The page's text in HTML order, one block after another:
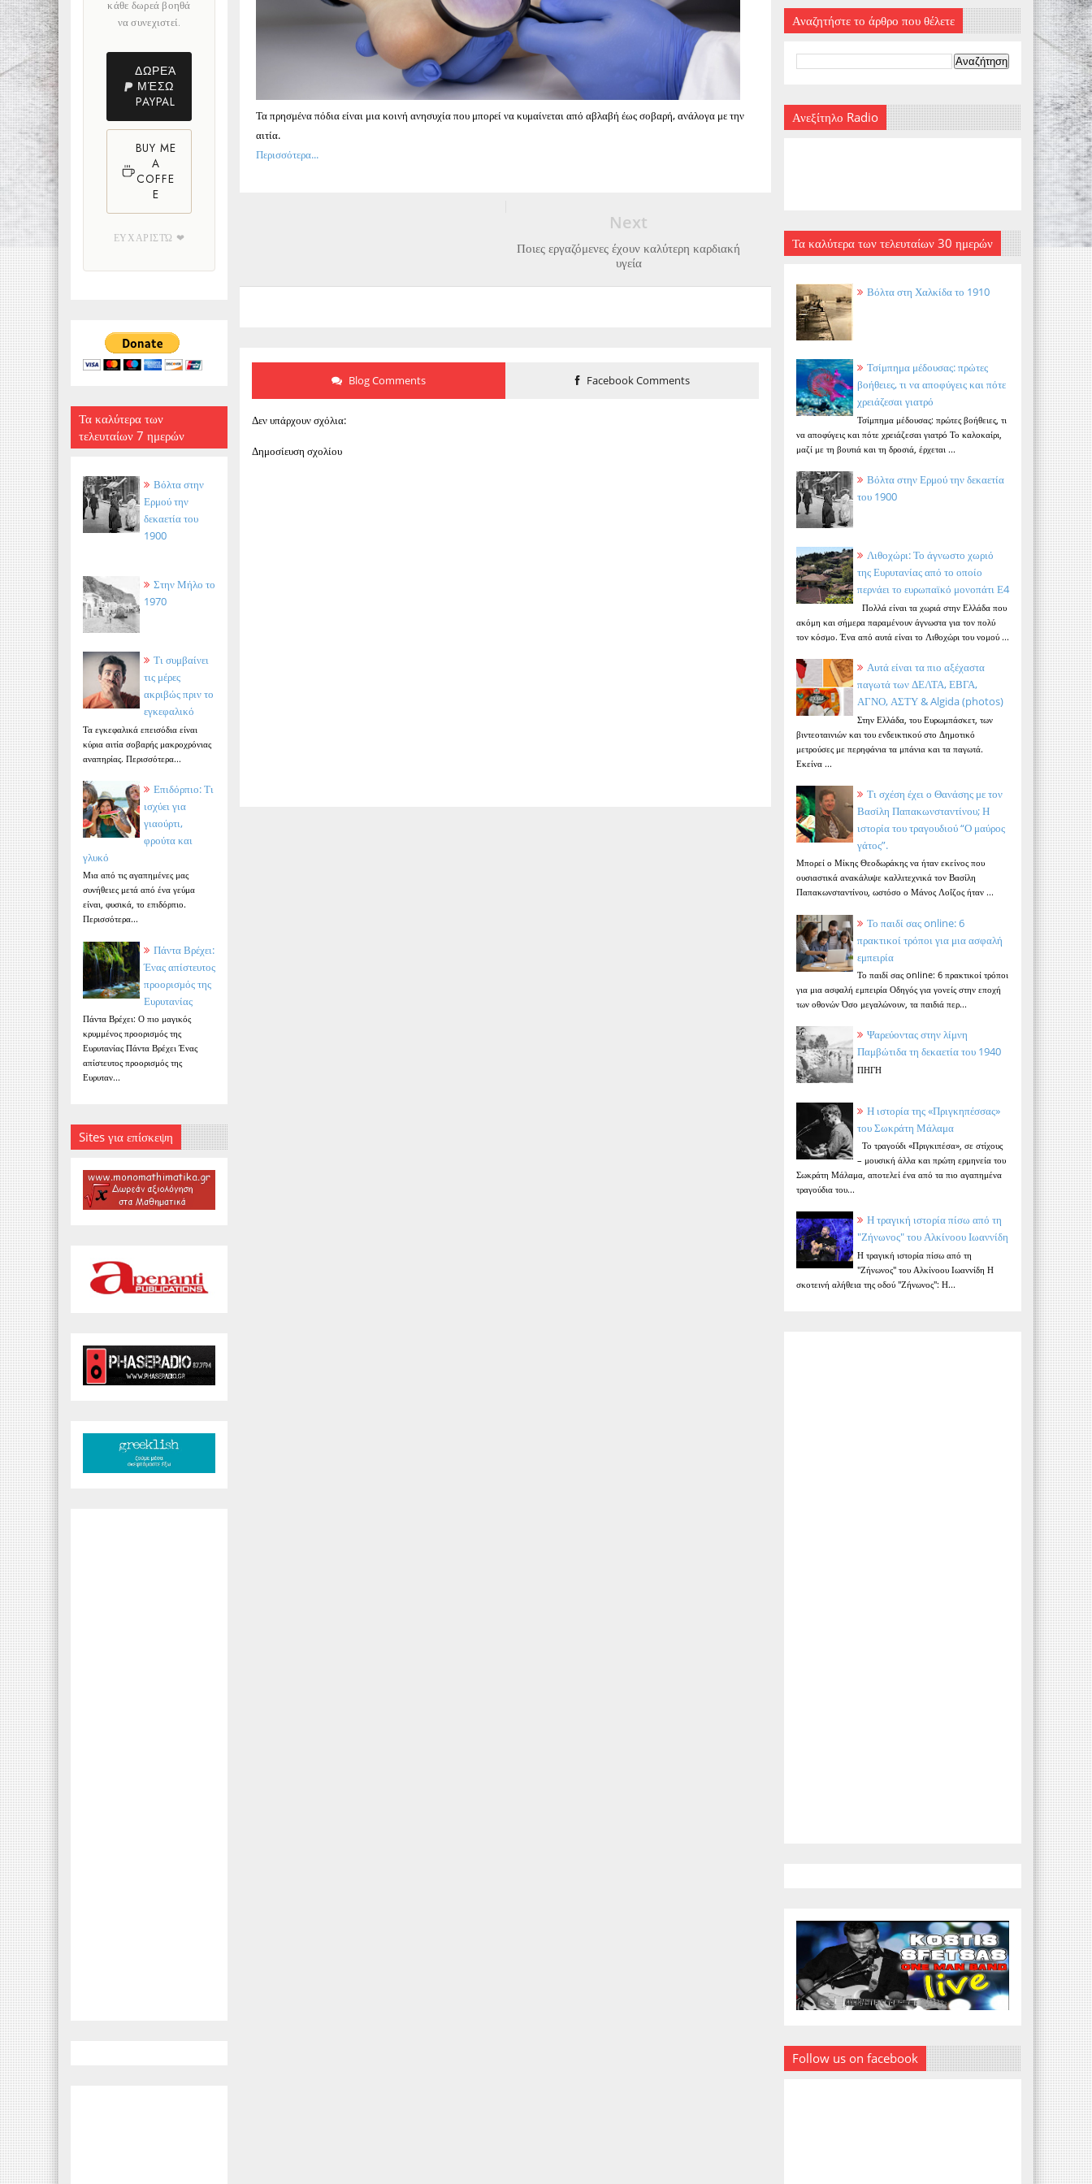
κάθε δωρεά βοηθά
να συνεχιστεί.
ΔΩΡΕΆ
ΜΈΣΩ
PAYPAL
BUY ME
A
COFFE
E
ΕΥΧΑΡΙΣΤΏ ❤
Τα καλύτερα των
τελευταίων 7 ημερών
Βόλτα στην
Ερμού την
δεκαετία του
1900
Στην Μήλο το
1970
Τι συμβαίνει
τις μέρες
ακριβώς πριν το
εγκεφαλικό
Τα εγκεφαλικά επεισόδια είναι
κύρια αιτία σοβαρής μακροχρόνιας
αναπηρίας. Περισσότερα...
Επιδόρπιο: Τι
ισχύει για
γιαούρτι,
φρούτα και
γλυκό
Μια από τις αγαπημένες μας
συνήθειες μετά από ένα γεύμα
είναι, φυσικά, το επιδόρπιο.
Περισσότερα...
Πάντα Βρέχει:
Ένας απίστευτος
προορισμός της
Ευρυτανίας
Πάντα Βρέχει: Ο πιο μαγικός
κρυμμένος προορισμός της
Ευρυτανίας Πάντα Βρέχει Ένας
απίστευτος προορισμός της
Ευρυταν...
Sites για επίσκεψη
Τα πρησμένα πόδια είναι μια κοινή ανησυχία που μπορεί να κυμαίνεται από αβλαβή έως σοβαρή, ανάλογα με την
αιτία.
Περισσότερα...
Next
Ποιες εργαζόμενες έχουν καλύτερη καρδιακή
υγεία
Blog Comments Facebook Comments
Δεν υπάρχουν σχόλια:
Δημοσίευση σχολίου
Αναζητήστε το άρθρο που θέλετε
Ανεξίτηλο Radio
Τα καλύτερα των τελευταίων 30 ημερών
Βόλτα στη Χαλκίδα το 1910
Τσίμπημα μέδουσας: πρώτες
βοήθειες, τι να αποφύγεις και πότε
χρειάζεσαι γιατρό
Τσίμπημα μέδουσας: πρώτες βοήθειες, τι
να αποφύγεις και πότε χρειάζεσαι γιατρό Το καλοκαίρι,
μαζί με τη βουτιά και τη δροσιά, έρχεται ...
Βόλτα στην Ερμού την δεκαετία
του 1900
Λιθοχώρι: Το άγνωστο χωριό
της Ευρυτανίας από το οποίο
περνάει το ευρωπαϊκό μονοπάτι Ε4
Πολλά είναι τα χωριά στην Ελλάδα που
ακόμη και σήμερα παραμένουν άγνωστα για τον πολύ
τον κόσμο. Ένα από αυτά είναι το Λιθοχώρι του νομού ...
Αυτά είναι τα πιο αξέχαστα
παγωτά των ΔΕΛΤΑ, ΕΒΓΑ,
ΑΓΝΟ, ΑΣΤΥ & Algida (photos)
Στην Ελλάδα, του Ευρωμπάσκετ, των
βιντεοταινιών και του ενδεικτικού στο Δημοτικό
μετρούσες με περηφάνια τα μπάνια και τα παγωτά.
Εκείνα ...
Τι σχέση έχει ο Θανάσης με τον
Βασίλη Παπακωνσταντίνου; Η
ιστορία του τραγουδιού “Ο μαύρος
γάτος”.
Μπορεί ο Μίκης Θεοδωράκης να ήταν εκείνος που
ουσιαστικά ανακάλυψε καλλιτεχνικά τον Βασίλη
Παπακωνσταντίνου, ωστόσο ο Μάνος Λοΐζος ήταν ...
Το παιδί σας online: 6
πρακτικοί τρόποι για μια ασφαλή
εμπειρία
Το παιδί σας online: 6 πρακτικοί τρόποι
για μια ασφαλή εμπειρία Οδηγός για γονείς στην εποχή
των οθονών Όσο μεγαλώνουν, τα παιδιά περ...
Ψαρεύοντας στην λίμνη
Παμβώτιδα τη δεκαετία του 1940
ΠΗΓΗ
Η ιστορία της «Πριγκηπέσσας»
του Σωκράτη Μάλαμα
Το τραγούδι «Πριγκιπέσα», σε στίχους
– μουσική άλλα και πρώτη ερμηνεία του
Σωκράτη Μάλαμα, αποτελεί ένα από τα πιο αγαπημένα
τραγούδια του...
Η τραγική ιστορία πίσω από τη
"Ζήνωνος" του Αλκίνοου Ιωαννίδη
Η τραγική ιστορία πίσω από τη
"Ζήνωνος" του Αλκίνοου Ιωαννίδη Η
σκοτεινή αλήθεια της οδού "Ζήνωνος": Η...
Follow us on facebook